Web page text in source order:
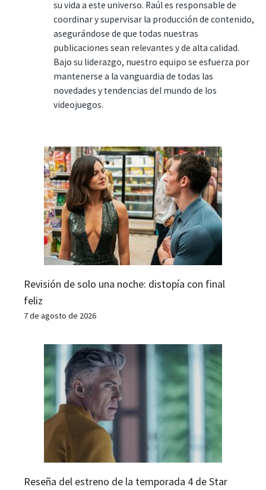
su vida a este universo. Raúl es responsable de
coordinar y supervisar la producción de contenido,
asegurándose de que todas nuestras
publicaciones sean relevantes y de alta calidad.
Bajo su liderazgo, nuestro equipo se esfuerza por
mantenerse a la vanguardia de todas las
novedades y tendencias del mundo de los
videojuegos.
Revisión de solo una noche: distopía con final
feliz
7 de agosto de 2026
Reseña del estreno de la temporada 4 de Star